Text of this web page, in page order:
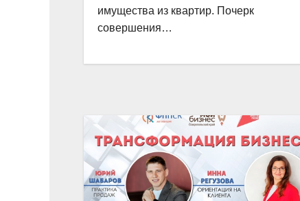
имущества из квартир. Почерк
совершения…